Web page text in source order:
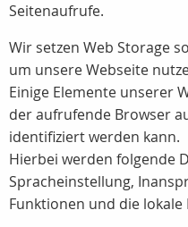
Seitenaufrufe.
Wir setzen Web Storage
um unsere Webseite
Einige Elemente unserer
der aufrufende Browser
identifiziert werden kann.
Hierbei werden folgende
Spracheinstellung,
Funktionen und die